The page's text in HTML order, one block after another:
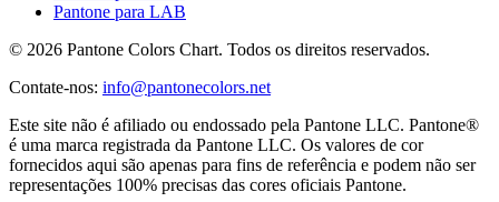
Pantone para LAB
© 2026 Pantone Colors Chart. Todos os direitos reservados.
Contate-nos: info@pantonecolors.net
Este site não é afiliado ou endossado pela Pantone LLC. Pantone®
é uma marca registrada da Pantone LLC. Os valores de cor
fornecidos aqui são apenas para fins de referência e podem não ser
representações 100% precisas das cores oficiais Pantone.